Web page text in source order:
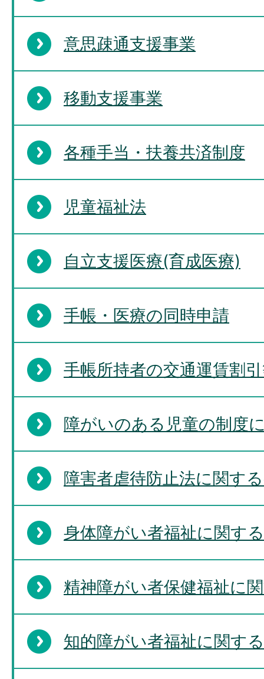
意思疎通支援事業
移動支援事業
各種手当・扶養共済制度
児童福祉法
自立支援医療(育成医療)
手帳・医療の同時申請
手帳所持者の交通運賃割
障がいのある児童の制度
障害者虐待防止法に関す
身体障がい者福祉に関す
精神障がい者保健福祉に
知的障がい者福祉に関す